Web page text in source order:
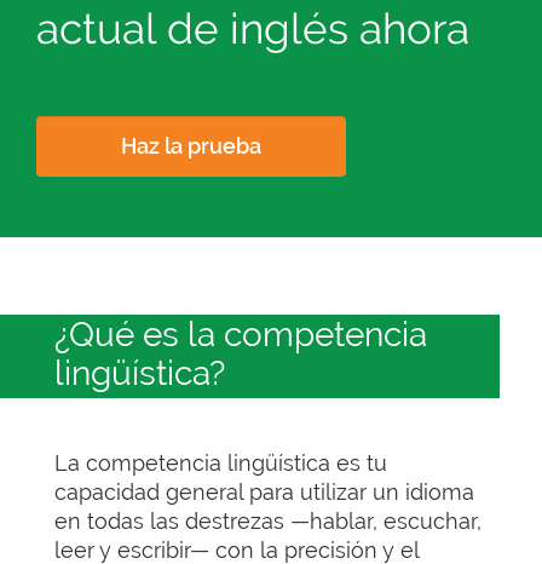
actual de inglés ahora
Haz la prueba
¿Qué es la competencia
lingüística?
La competencia lingüística es tu
capacidad general para utilizar un idioma
en todas las destrezas —hablar, escuchar,
leer y escribir— con la precisión y el